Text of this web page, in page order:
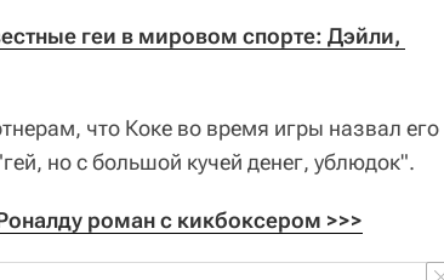
геи в мировом спорте: Дэйли,
что Коке во время игры назвал его
но с большой кучей денег, ублюдок".
роман с кикбоксером >>>